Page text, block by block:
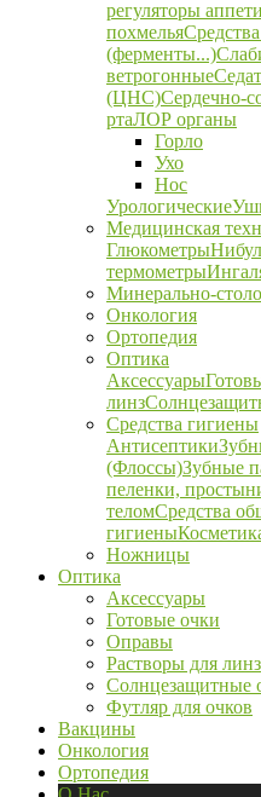
регуляторы
похмелья
(ферменты...)
ветрогонные
(ЦНС)Сердечно-
ртаЛОР органы
Горло
Ухо
Нос
Урологические
Медицинская
Глюкометры
термометры
Минерально-
Онкология
Ортопедия
Оптика
Аксессуары
линз
Средства гигиены
Антисептики
(Флоссы)Зубные
пеленки,
теломСредства
гигиены
Ножницы
Оптика
Аксессуары
Готовые очки
Оправы
Растворы для линз
Солнцезащитные
Футляр для очков
Вакцины
Онкология
Ортопедия